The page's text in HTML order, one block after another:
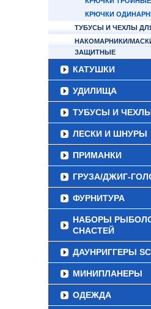
КРЮЧКИ
ТУБУСЫ И ЧЕХЛЫ
НАКОМАРНИКИ/
ЗАЩИТНЫЕ
КАТУШКИ
УДИЛИЩА
ТУБУСЫ И
ЛЕСКИ И ШНУРЫ
ПРИМАНКИ
ГРУЗА/ДЖИГ-
ФУРНИТУРА
НАБОРЫ
СНАСТЕЙ
ДАУНРИГГЕРЫ
МИНИПЛАНЕРЫ
ОДЕЖДА